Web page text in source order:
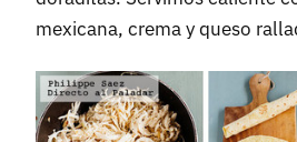
mexicana, crema y queso